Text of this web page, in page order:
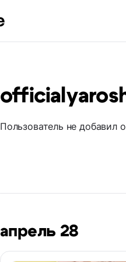
Пользователь не добавил
апрель 28